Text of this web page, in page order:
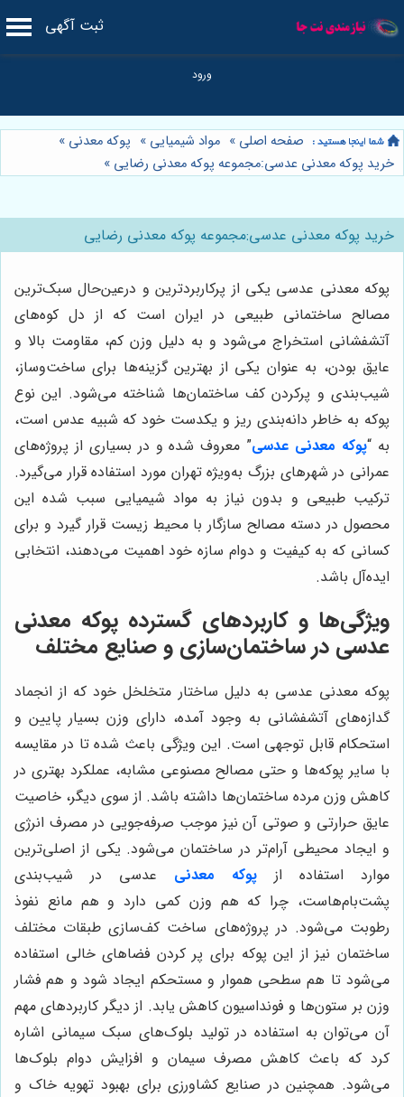
ثبت آگهی
صفحه اصلی » مواد شیمیایی » پوکه معدنی »
خرید پوکه معدنی عدسی:مجموعه پوکه معدنی رضایی »
خرید پوکه معدنی عدسی:مجموعه پوکه معدنی رضایی
پوکه معدنی عدسی یکی از پرکاربردترین و درعین‌حال سبک‌ترین
مصالح ساختمانی طبیعی در ایران است که از دل کوه‌های
آتشفشانی استخراج می‌شود و به دلیل وزن کم، مقاومت بالا و
عایق بودن، به عنوان یکی از بهترین گزینه‌ها برای ساخت‌وساز،
شیب‌بندی و پرکردن کف ساختمان‌ها شناخته می‌شود. این نوع
پوکه به خاطر دانه‌بندی ریز و یکدست خود که شبیه عدس است،
به “پوکه معدنی عدسی” معروف شده و در بسیاری از پروژه‌های
عمرانی در شهرهای بزرگ به‌ویژه تهران مورد استفاده قرار می‌گیرد.
ترکیب طبیعی و بدون نیاز به مواد شیمیایی سبب شده این
محصول در دسته مصالح سازگار با محیط زیست قرار گیرد و برای
کسانی که به کیفیت و دوام سازه خود اهمیت می‌دهند، انتخابی
ایده‌آل باشد.
ویژگی‌ها و کاربردهای گسترده پوکه معدنی
عدسی در ساختمان‌سازی و صنایع مختلف
پوکه معدنی عدسی به دلیل ساختار متخلخل خود که از انجماد
گدازه‌های آتشفشانی به وجود آمده، دارای وزن بسیار پایین و
استحکام قابل توجهی است. این ویژگی باعث شده تا در مقایسه
با سایر پوکه‌ها و حتی مصالح مصنوعی مشابه، عملکرد بهتری در
کاهش وزن مرده ساختمان‌ها داشته باشد. از سوی دیگر، خاصیت
عایق حرارتی و صوتی آن نیز موجب صرفه‌جویی در مصرف انرژی
و ایجاد محیطی آرام‌تر در ساختمان می‌شود. یکی از اصلی‌ترین
موارد استفاده از
پوکه معدنی
عدسی در شیب‌بندی
پشت‌بام‌هاست، چرا که هم وزن کمی دارد و هم مانع نفوذ
رطوبت می‌شود. در پروژه‌های ساخت کف‌سازی طبقات مختلف
ساختمان نیز از این پوکه برای پر کردن فضاهای خالی استفاده
می‌شود تا هم سطحی هموار و مستحکم ایجاد شود و هم فشار
وزن بر ستون‌ها و فونداسیون کاهش یابد. از دیگر کاربردهای مهم
آن می‌توان به استفاده در تولید بلوک‌های سبک سیمانی اشاره
کرد که باعث کاهش مصرف سیمان و افزایش دوام بلوک‌ها
می‌شود. همچنین در صنایع کشاورزی برای بهبود تهویه خاک و